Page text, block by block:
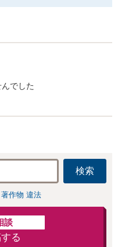
でした
検索
著作物 違法
談
る